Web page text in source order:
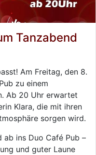
Tanzabend
Am Freitag, den 8.
zu einem
Ab 20 Uhr erwartet
Klara, die mit ihren
sorgen wird.
ab ins Duo Café Pub –
und guter Laune